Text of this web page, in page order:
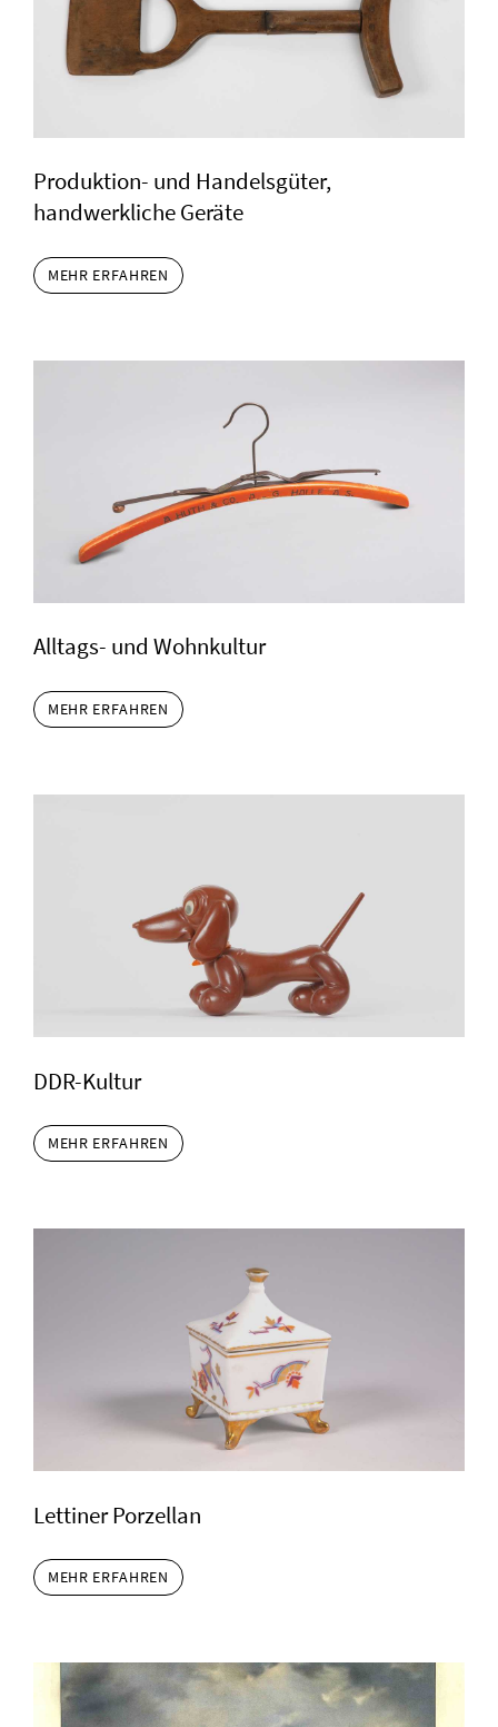
Produktion- und Handelsgüter,
handwerkliche Geräte
MEHR ERFAHREN
Alltags- und Wohnkultur
MEHR ERFAHREN
DDR-Kultur
MEHR ERFAHREN
Lettiner Porzellan
MEHR ERFAHREN